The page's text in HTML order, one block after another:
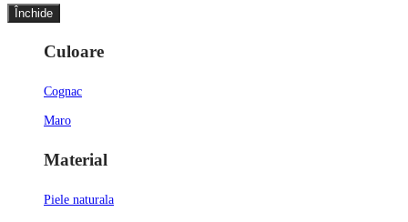
Închide
Culoare
Cognac
Maro
Material
Piele naturala